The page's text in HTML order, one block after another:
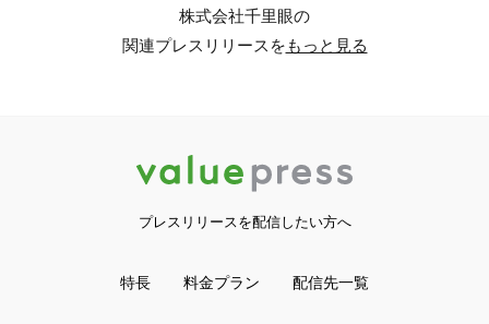
株式会社千里眼の
関連プレスリリースをもっと見る
プレスリリースを配信したい方へ
特長 料金プラン 配信先一覧